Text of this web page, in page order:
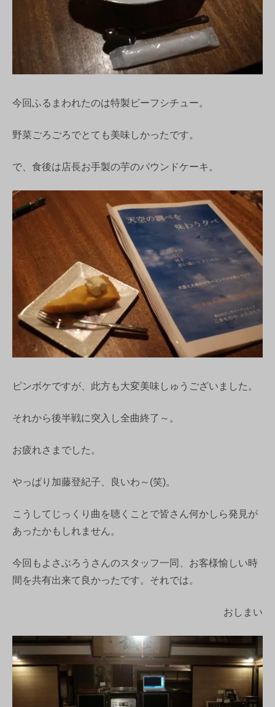
今回ふるまわれたのは特製ビーフシチュー。
野菜ごろごろでとても美味しかったです。
で、食後は店長お手製の芋のパウンドケーキ。
ピンボケですが、此方も大変美味しゅうございました。
それから後半戦に突入し全曲終了～。
お疲れさまでした。
やっぱり加藤登紀子、良いわ～(笑)。
こうしてじっくり曲を聴くことで皆さん何かしら発見が
あったかもしれません。
今回もよさぶろうさんのスタッフ一同、お客様愉しい時
間を共有出来て良かったです。それでは。
おしまい